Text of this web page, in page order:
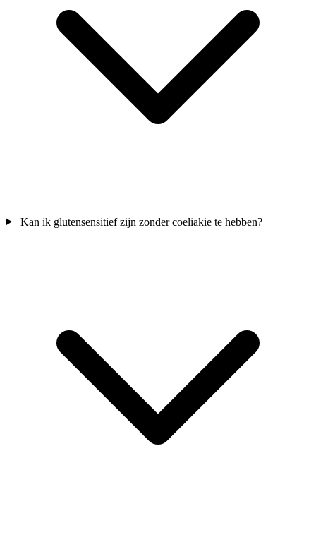
Kan ik glutensensitief zijn zonder coeliakie te hebben?